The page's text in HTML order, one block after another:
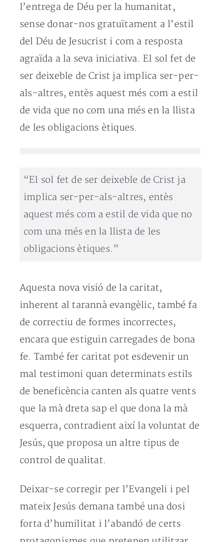
l’entrega de Déu per la humanitat,
sense donar-nos gratuïtament a l’estil
del Déu de Jesucrist i com a resposta
agraïda a la seva iniciativa. El sol fet de
ser deixeble de Crist ja implica ser-per-
als-altres, entès aquest més com a estil
de vida que no com una més en la llista
de les obligacions ètiques.
“El sol fet de ser deixeble de Crist ja
implica ser-per-als-altres, entès
aquest més com a estil de vida que no
com una més en la llista de les
obligacions ètiques.”
Aquesta nova visió de la caritat,
inherent al tarannà evangèlic, també fa
de correctiu de formes incorrectes,
encara que estiguin carregades de bona
fe. També fer caritat pot esdevenir un
mal testimoni quan determinats estils
de beneficència canten als quatre vents
que la mà dreta sap el que dona la mà
esquerra, contradient així la voluntat de
Jesús, que proposa un altre tipus de
control de qualitat.
Deixar-se corregir per l’Evangeli i pel
mateix Jesús demana també una dosi
forta d’humilitat i l’abandó de certs